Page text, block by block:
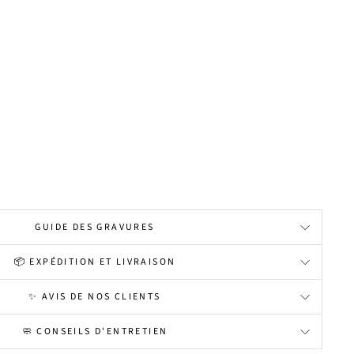
GUIDE DES GRAVURES
📦 EXPÉDITION ET LIVRAISON
✨ AVIS DE NOS CLIENTS
🧼 CONSEILS D'ENTRETIEN